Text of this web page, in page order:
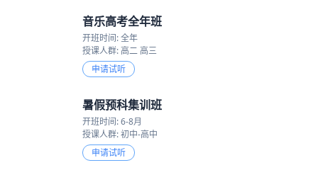
音乐高考全年班
开班时间: 全年
授课人群: 高二 高三
申请试听
暑假预科集训班
开班时间: 6-8月
授课人群: 初中-高中
申请试听